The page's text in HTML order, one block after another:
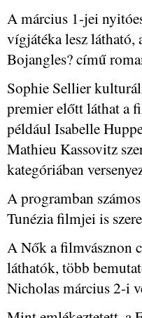
A március 1-jei
vígjátéka lesz látható,
Bojangles? című
Sophie Sellier
premier előtt láthat a
például Isabelle
Mathieu Kassovitz
kategóriában
A programban
Tunézia filmjei is
A Nők a filmvásznon
láthatók, több
Nicholas március 2-i